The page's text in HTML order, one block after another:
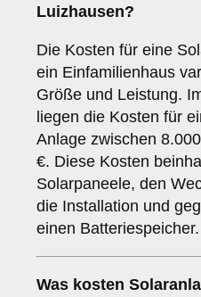
Luizhausen?
Die Kosten für eine
ein Einfamilienhaus
Größe und Leistung.
liegen die Kosten für
Anlage zwischen
€. Diese Kosten
Solarpaneele, den
die Installation und
einen Batteriespeicher.
Was kosten